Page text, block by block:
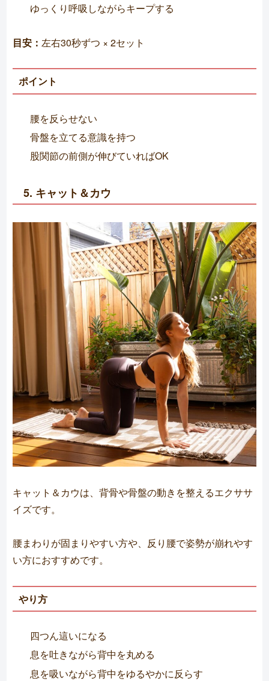
ゆっくり呼吸しながらキープする
目安：左右30秒ずつ × 2セット
ポイント
腰を反らせない
骨盤を立てる意識を持つ
股関節の前側が伸びていればOK
5. キャット＆カウ
キャット＆カウは、背骨や骨盤の動きを整えるエクササ
イズです。
腰まわりが固まりやすい方や、反り腰で姿勢が崩れやす
い方におすすめです。
やり方
四つん這いになる
息を吐きながら背中を丸める
息を吸いながら背中をゆるやかに反らす